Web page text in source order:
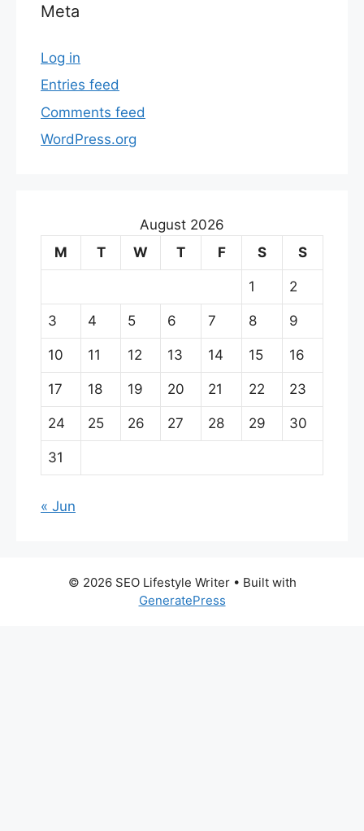
Meta
Log in
Entries feed
Comments feed
WordPress.org
August 2026
M
T W T F S S
1 2
3 4 5 6 7 8 9
10 11 12 13 14 15 16
17 18 19 20 21 22 23
24 25 26 27 28 29 30
31
« Jun
© 2026 SEO Lifestyle Writer• Built with
GeneratePress